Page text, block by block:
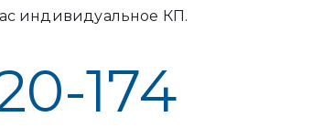
индивидуальное КП.
174